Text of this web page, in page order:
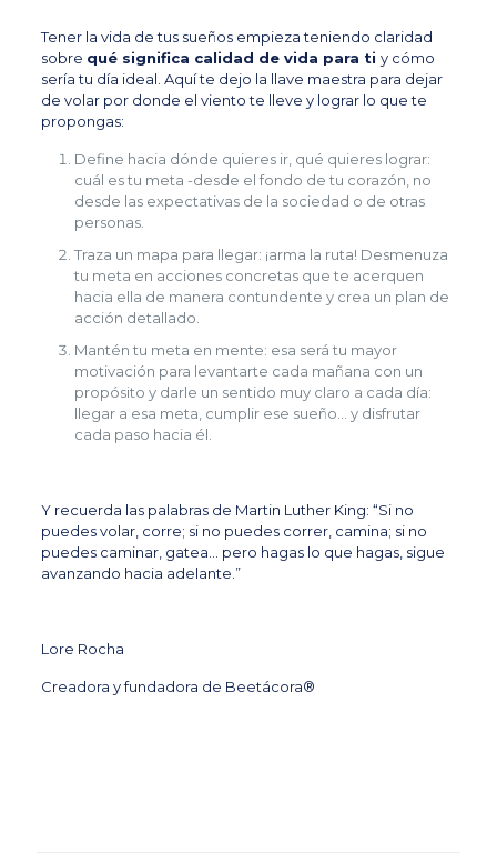
Tener la vida de tus sueños empieza teniendo claridad
sobre qué significa calidad de vida para ti y cómo
sería tu día ideal. Aquí te dejo la llave maestra para dejar
de volar por donde el viento te lleve y lograr lo que te
propongas:
Define hacia dónde quieres ir, qué quieres lograr:
cuál es tu meta -desde el fondo de tu corazón, no
desde las expectativas de la sociedad o de otras
personas.
Traza un mapa para llegar: ¡arma la ruta! Desmenuza
tu meta en acciones concretas que te acerquen
hacia ella de manera contundente y crea un plan de
acción detallado.
Mantén tu meta en mente: esa será tu mayor
motivación para levantarte cada mañana con un
propósito y darle un sentido muy claro a cada día:
llegar a esa meta, cumplir ese sueño… y disfrutar
cada paso hacia él.
Y recuerda las palabras de Martin Luther King: “Si no
puedes volar, corre; si no puedes correr, camina; si no
puedes caminar, gatea… pero hagas lo que hagas, sigue
avanzando hacia adelante.”
Lore Rocha
Creadora y fundadora de Beetácora®